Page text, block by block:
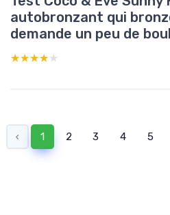
autobronzant qui
demande un peu de
★★★★★
★★★★★
‹ 1 2 3 4 5